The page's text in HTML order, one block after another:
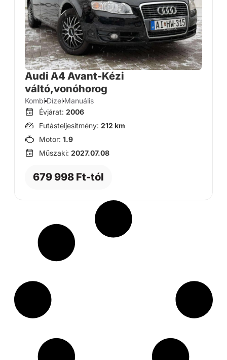
Audi A4 Avant-Kézi
váltó,vonóhorog
Kombi Dízel Manuális
Évjárat: 2006
Futásteljesítmény: 212 km
Motor: 1.9
Műszaki: 2027.07.08
679 998 Ft-tól